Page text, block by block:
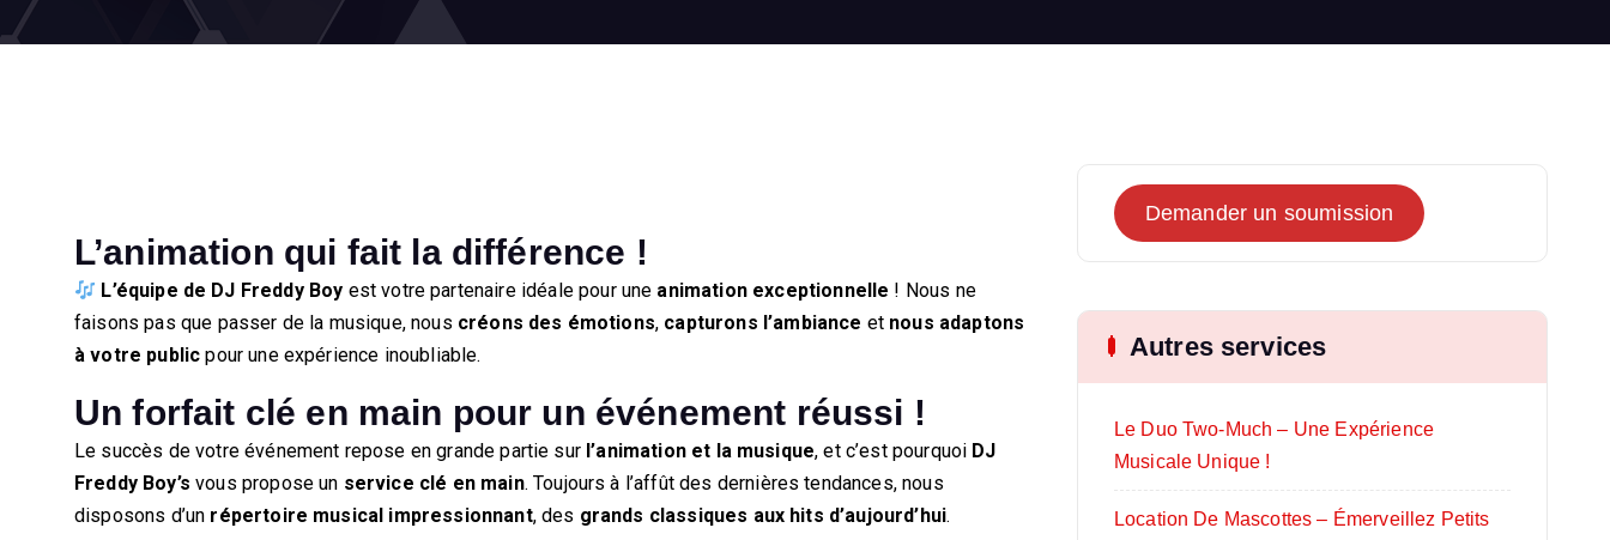
L’animation qui fait la différence !
L’équipe de DJ Freddy Boy est votre partenaire idéale pour une animation exceptionnelle ! Nous ne
faisons pas que passer de la musique, nous créons des émotions, capturons l’ambiance et nous adaptons
à votre publicpour une expérience inoubliable.
Un forfait clé en main pour un événement réussi !
Le succès de votre événement repose en grande partie sur l’animation et la musique, et c’est pourquoi DJ
Freddy Boy’s vous propose un service clé en main. Toujours à l’affût des dernières tendances, nous
disposons d’un répertoire musical impressionnant, des grands classiques aux hits d’aujourd’hui.
Demander un soumission
Autres services
Le Duo Two-Much – Une Expérience
Musicale Unique !
Location De Mascottes – Émerveillez Petits